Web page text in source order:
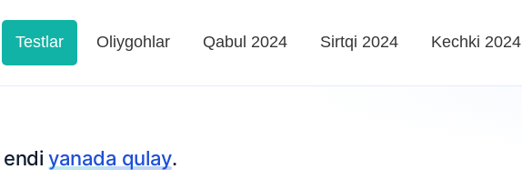
Testlar Oliygohlar Qabul 2024 Sirtqi 2024 Kechki 2024
yanada qulay.